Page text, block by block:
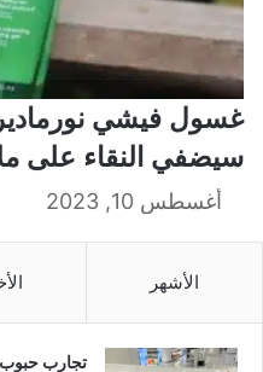
غسول فيشي
سيضفي النقاء على
أغسطس 10, 2023
الأشهر